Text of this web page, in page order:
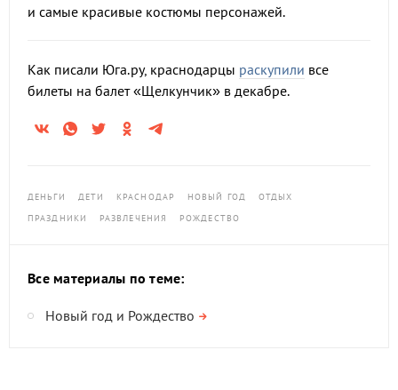
и самые красивые костюмы персонажей.
Как писали Юга.ру, краснодарцы раскупили все
билеты на балет «Щелкунчик» в декабре.
ДЕНЬГИ ДЕТИ КРАСНОДАР НОВЫЙ ГОД
ОТДЫХ
ПРАЗДНИКИ
РАЗВЛЕЧЕНИЯ РОЖДЕСТВО
Все материалы по теме:
Новый год и Рождество